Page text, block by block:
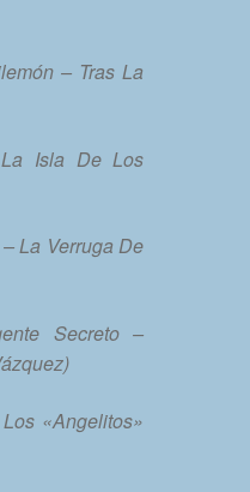
– Tras La
Isla De Los
La Verruga De
Secreto –
«Angelitos»